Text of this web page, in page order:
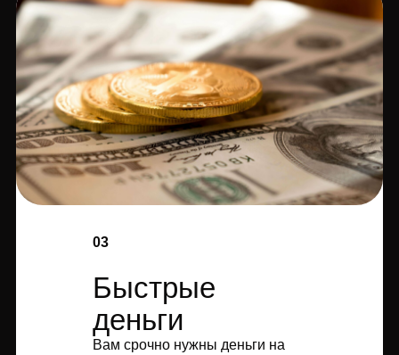
03
Быстрые
деньги
Вам срочно нужны деньги на